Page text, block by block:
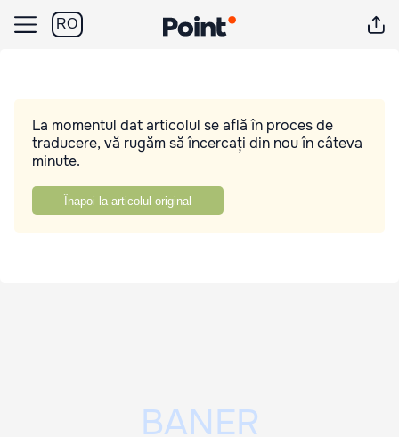
RO
La momentul dat articolul se află în proces de
traducere, vă rugăm să încercați din nou în câteva
minute.
Înapoi la articolul original